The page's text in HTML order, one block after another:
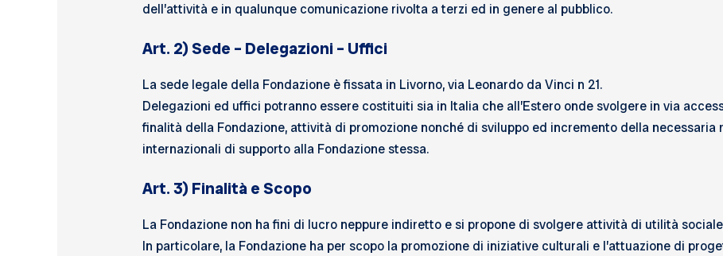
dell’attività e in qualunque comunicazione rivolta a terzi ed in genere al pubblico.
Art. 2) Sede – Delegazioni – Uffici
La sede legale della Fondazione è fissata in Livorno, via Leonardo da Vinci n 21.
Delegazioni ed uffici potranno essere costituiti sia in Italia che all’Estero onde svolgere in via
finalità della Fondazione, attività di promozione nonché di sviluppo ed incremento della necessaria
internazionali di supporto alla Fondazione stessa.
Art. 3) Finalità e Scopo
La Fondazione non ha fini di lucro neppure indiretto e si propone di svolgere attività di utilità
In particolare, la Fondazione ha per scopo la promozione di iniziative culturali e l’attuazione di